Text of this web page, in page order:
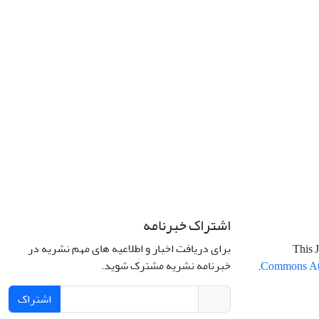
This
Commons
.
اشتراک خبرنامه
برای دریافت اخبار و اطلاعیه های مهم نشریه در
خبرنامه نشریه مشترک شوید.
اشتراک